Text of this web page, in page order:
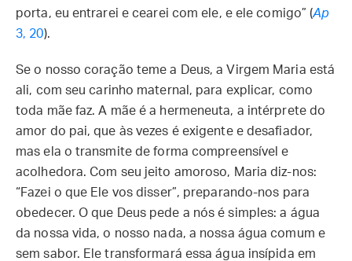
porta, eu entrarei e cearei com ele, e ele comigo” (Ap
3, 20).
Se o nosso coração teme a Deus, a Virgem Maria está
ali, com seu carinho maternal, para explicar, como
toda mãe faz. A mãe é a hermeneuta, a intérprete do
amor do pai, que às vezes é exigente e desafiador,
mas ela o transmite de forma compreensível e
acolhedora. Com seu jeito amoroso, Maria diz-nos:
“Fazei o que Ele vos disser”, preparando-nos para
obedecer. O que Deus pede a nós é simples: a água
da nossa vida, o nosso nada, a nossa água comum e
sem sabor. Ele transformará essa água insípida em